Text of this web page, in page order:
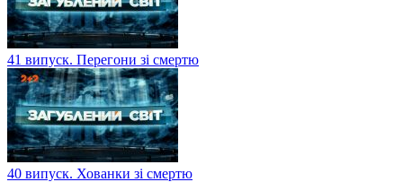
41 випуск. Перегони зі смертю
40 випуск. Хованки зі смертю